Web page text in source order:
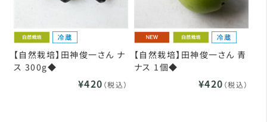
【自然栽培】田神俊一さん ナ
ス 300g◆
¥420 （税込）
【自然栽培】田神俊一さん 青
ナス 1個◆
¥420 （税込）